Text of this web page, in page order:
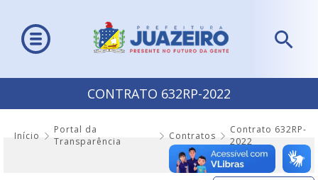
CONTRATO 632RP-2022
Início
Portal da
Transparência
Contratos
Contrato 632RP-
2022